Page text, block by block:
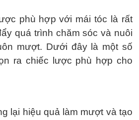
phù hợp với mái tóc là rất
quá trình chăm sóc và nuôi
mượt. Dưới đây là một số
ra chiếc lược phù hợp cho
lại hiệu quả làm mượt và tạo